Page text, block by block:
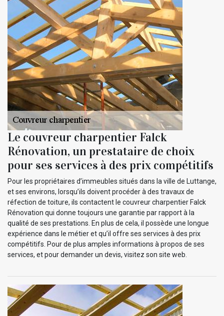
Le couvreur charpentier Falck
Rénovation, un prestataire de choix
pour ses services à des prix compétitifs
Pour les propriétaires d’immeubles situés dans la ville de Luttange,
et ses environs, lorsqu’ils doivent procéder à des travaux de
réfection de toiture, ils contactent le couvreur charpentier Falck
Rénovation qui donne toujours une garantie par rapport à la
qualité de ses prestations. En plus de cela, il possède une longue
expérience dans le métier et qu’il offre ses services à des prix
compétitifs. Pour de plus amples informations à propos de ses
services, et pour demander un devis, visitez son site web.